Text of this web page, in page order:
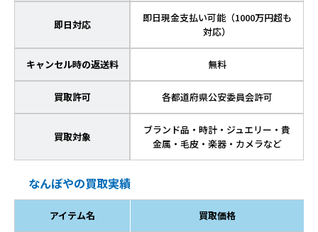
即日対応
即日現金支払い可能（1000万円超も
対応）
キャンセル時の返送料 無料
買取許可 各都道府県公安委員会許可
買取対象
ブランド品・時計・ジュエリー・貴
金属・毛皮・楽器・カメラなど
なんぼやの買取実績
アイテム名 買取価格